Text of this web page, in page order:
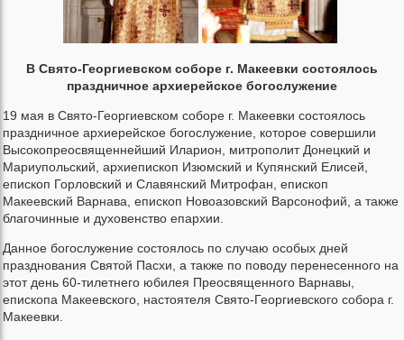
В Свято-Георгиевском соборе г. Макеевки состоялось
праздничное архиерейское богослужение
19 мая в Свято-Георгиевском соборе г. Макеевки состоялось
праздничное архиерейское богослужение, которое совершили
Высокопреосвященнейший Иларион, митрополит Донецкий и
Мариупольский, архиепископ Изюмский и Купянский Елисей,
епископ Горловский и Славянский Митрофан, епископ
Макеевский Варнава, епископ Новоазовский Варсонофий, а также
благочинные и духовенство епархии.
Данное богослужение состоялось по случаю особых дней
празднования Святой Пасхи, а также по поводу перенесенного на
этот день 60-тилетнего юбилея Преосвященного Варнавы,
епископа Макеевского, настоятеля Свято-Георгиевского собора г.
Макеевки.